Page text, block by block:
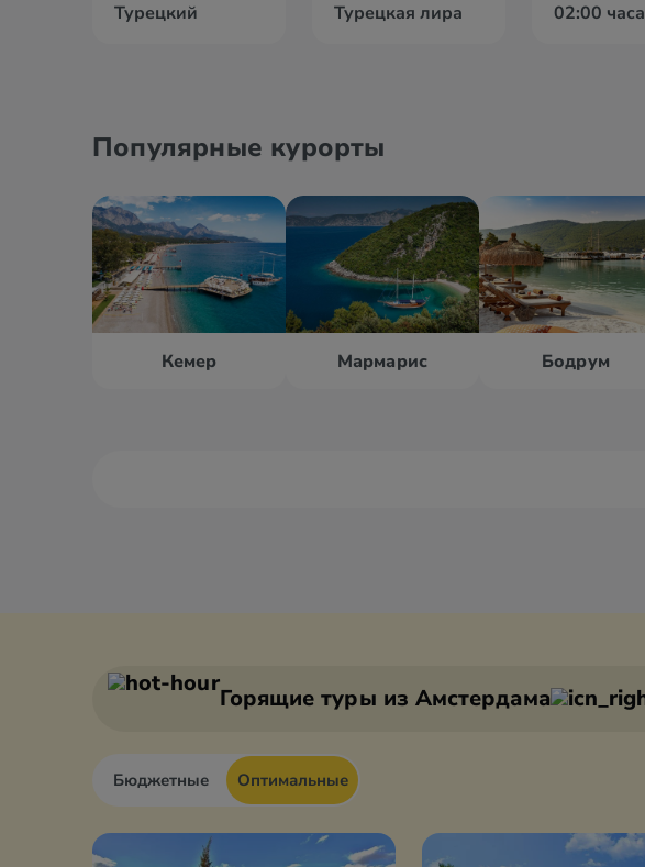
Турецкий Турецкая лира 02:00 часа
Популярные курорты
Кемер Мармарис Бодрум
Горящие туры из Амстердама
Бюджетные Оптимальные